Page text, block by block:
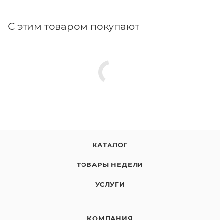
С этим товаром покупают
КАТАЛОГ
ТОВАРЫ НЕДЕЛИ
УСЛУГИ
КОМПАНИЯ